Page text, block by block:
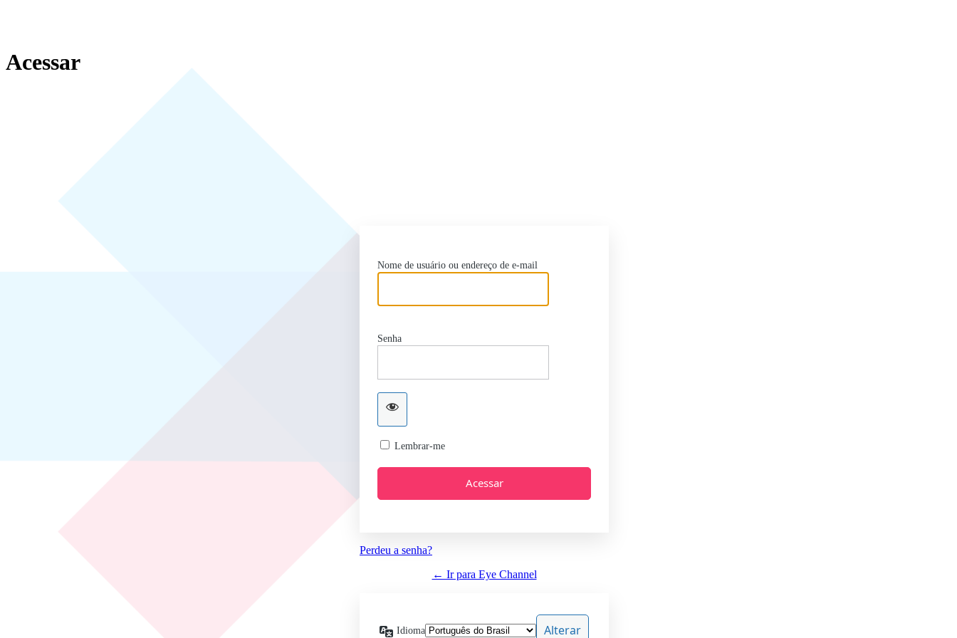
Acessar
Nome de usuário ou endereço de e-mail
Senha
Lembrar-me
Perdeu a senha?
← Ir para Eye Channel
Idioma